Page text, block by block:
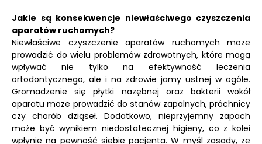
Jakie są konsekwencje niewłaściwego czyszczenia
aparatów ruchomych?
Niewłaściwe czyszczenie aparatów ruchomych może
prowadzić do wielu problemów zdrowotnych, które mogą
wpływać nie tylko na efektywność leczenia
ortodontycznego, ale i na zdrowie jamy ustnej w ogóle.
Gromadzenie się płytki nazębnej oraz bakterii wokół
aparatu może prowadzić do stanów zapalnych, próchnicy
czy chorób dziąseł. Dodatkowo, nieprzyjemny zapach
może być wynikiem niedostatecznej higieny, co z kolei
wpłynie na pewność siebie pacjenta. W myśl zasady, że